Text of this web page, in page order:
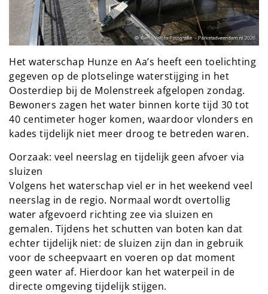
Het waterschap Hunze en Aa’s heeft een toelichting
gegeven op de plotselinge waterstijging in het
Oosterdiep bij de Molenstreek afgelopen zondag.
Bewoners zagen het water binnen korte tijd 30 tot
40 centimeter hoger komen, waardoor vlonders en
kades tijdelijk niet meer droog te betreden waren.
Oorzaak: veel neerslag en tijdelijk geen afvoer via
sluizen
Volgens het waterschap viel er in het weekend veel
neerslag in de regio. Normaal wordt overtollig
water afgevoerd richting zee via sluizen en
gemalen. Tijdens het schutten van boten kan dat
echter tijdelijk niet: de sluizen zijn dan in gebruik
voor de scheepvaart en voeren op dat moment
geen water af. Hierdoor kan het waterpeil in de
directe omgeving tijdelijk stijgen.